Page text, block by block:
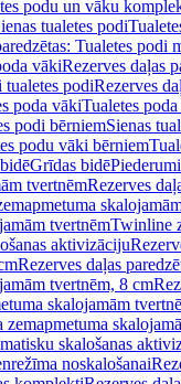
podu un vāku
tualetes podi
Tualetes podi
vākiRezerves daļas
tualetes podiRezerves
poda vākiTualetes
podi bērniemSienas
podu vāki bērniem
Grīdas bidēPiederumi
tvertnēmRezerves
tvertnēmTwinline
aktivizāciju
Rezerves daļas
tvertnēm, 8 cm
skalojamām
skalošanas
noskalošanai